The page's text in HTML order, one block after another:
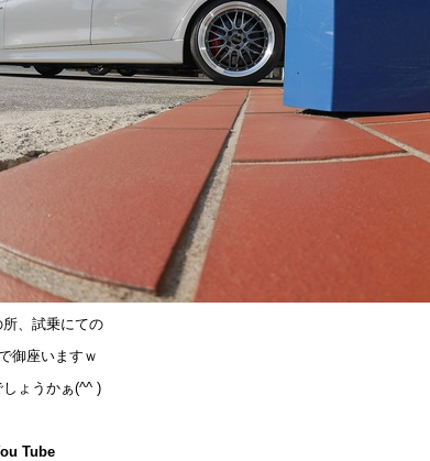
、試乗にての
御座いますｗ
ょうかぁ(^^ )ゞ
Tube